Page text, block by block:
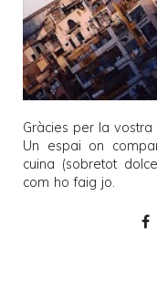
Gràcies per la vostra
Un espai on
cuina (sobretot
com ho faig jo.